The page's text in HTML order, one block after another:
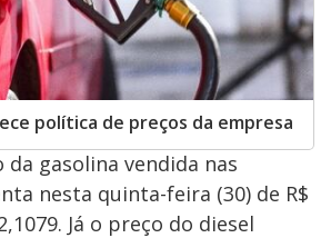
política de preços da empresa
gasolina vendida nas
nesta quinta-feira (30) de R$
Já o preço do diesel